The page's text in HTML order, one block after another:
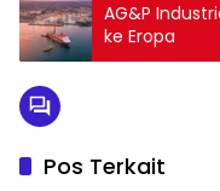
AG&P
ke Eropa
Pos Terkait